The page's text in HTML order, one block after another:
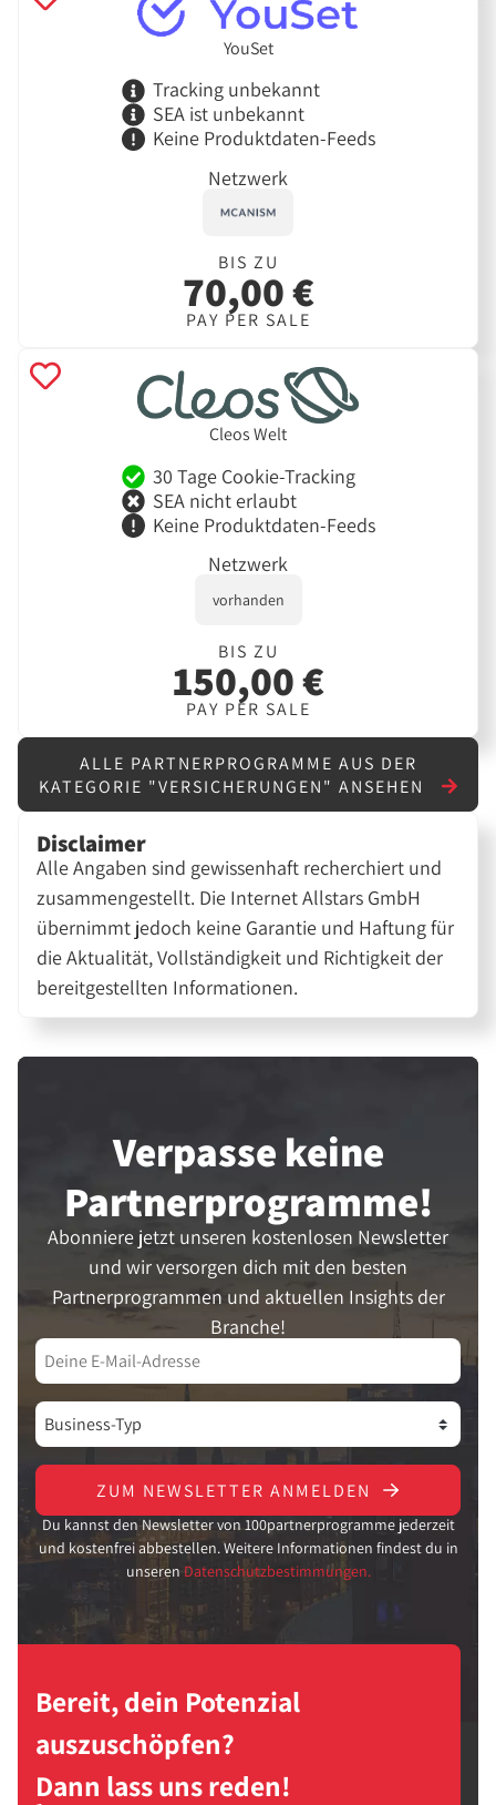
YouSet
Tracking unbekannt
SEA ist unbekannt
Keine Produktdaten-Feeds
Netzwerk
BIS ZU
70,00 €
PAY PER SALE
Cleos Welt
30 Tage Cookie-Tracking
SEA nicht erlaubt
Keine Produktdaten-Feeds
Netzwerk
vorhanden
BIS ZU
150,00 €
PAY PER SALE
ALLE PARTNERPROGRAMME AUS DER
KATEGORIE "VERSICHERUNGEN" ANSEHEN
Disclaimer
Alle Angaben sind gewissenhaft recherchiert und
zusammengestellt. Die Internet Allstars GmbH
übernimmt jedoch keine Garantie und Haftung für
die Aktualität, Vollständigkeit und Richtigkeit der
bereitgestellten Informationen.
Verpasse keine
Partner­programme!
Abonniere jetzt unseren kostenlosen Newsletter
und wir versorgen dich mit den besten
Partnerprogrammen und aktuellen Insights der
Branche!
ZUM NEWSLETTER ANMELDEN
Du kannst den Newsletter von 100partnerprogramme jederzeit
und kostenfrei abbestellen. Weitere Informationen findest du in
unseren Datenschutzbestimmungen.
Bereit, dein Potenzial
auszuschöpfen?
Dann lass uns reden!